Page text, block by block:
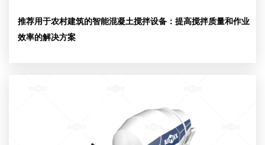
推荐用于农村建筑的智能混凝土搅拌设备：提高搅拌质量和作业
效率的解决方案